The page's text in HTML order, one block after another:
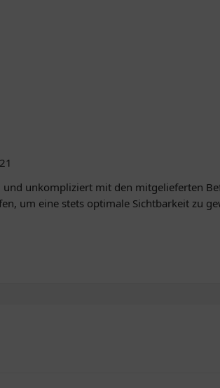
unkompliziert mit den mitgelieferten
um eine stets optimale Sichtbarkeit zu